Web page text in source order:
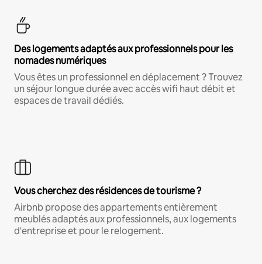
Des logements adaptés aux professionnels pour les
nomades numériques
Vous êtes un professionnel en déplacement ? Trouvez
un séjour longue durée avec accès wifi haut débit et
espaces de travail dédiés.
Vous cherchez des résidences de tourisme ?
Airbnb propose des appartements entièrement
meublés adaptés aux professionnels, aux logements
d'entreprise et pour le relogement.